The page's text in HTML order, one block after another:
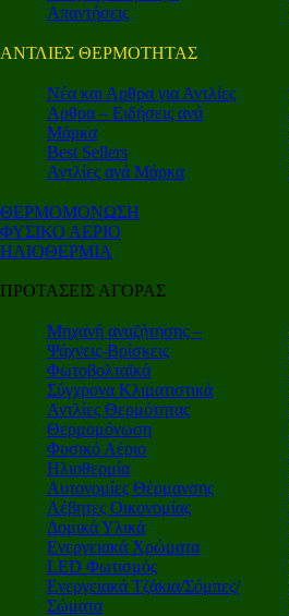
Απαντήσεις
ΑΝΤΛΙΕΣ ΘΕΡΜΟΤΗΤΑΣ
Nέα και Αρθρα για Αντλίες
Αρθρα – Ειδήσεις ανά
Μάρκα
Best Sellers
Αντλίες ανά Μάρκα
ΘΕΡΜΟΜΟΝΩΣΗ
ΦΥΣΙΚΟ ΑΕΡΙΟ
ΗΛΙΟΘΕΡΜΙΑ
ΠΡΟΤΑΣΕΙΣ ΑΓΟΡΑΣ
Μηχανή αναζήτησης –
Ψάχνεις-Βρίσκεις
Φωτοβολταϊκά
Σύγχρονα Κλιματιστικά
Αντλίες Θερμότητας
Θερμομόνωση
Φυσικό Αέριο
Ηλιοθερμία
Αυτονομίες Θέρμανσης
Λέβητες Οικονομίας
Δομικά Υλικά
Ενεργειακά Χρώματα
LED Φωτισμός
Ενεργειακά Τζάκια/Σόμπες/
Σώματα